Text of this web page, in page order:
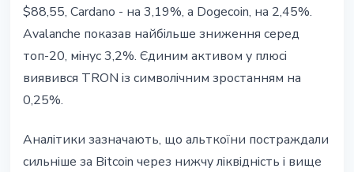
$88,55, Cardano - на 3,19%, а Dogecoin, на 2,45%.
Avalanche показав найбільше зниження серед
топ-20, мінус 3,2%. Єдиним активом у плюсі
виявився TRON із символічним зростанням на
0,25%.
Аналітики зазначають, що альткоїни постраждали
сильніше за Bitcoin через нижчу ліквідність і вище